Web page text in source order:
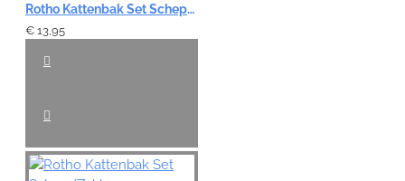
Rotho Kattenbak Set Schep/Zakken - Blue
€ 13,95